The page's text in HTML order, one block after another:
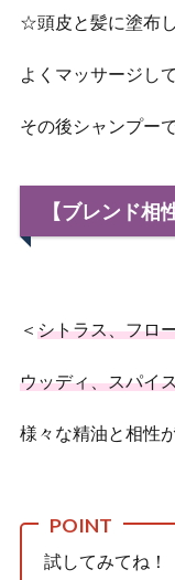
☆頭皮と髪に塗布
よくマッサージし
その後シャンプー
【ブレンド相
＜ シトラス、フロ
ウッディ、スパイ
様々な精油と相性
試してみてね！